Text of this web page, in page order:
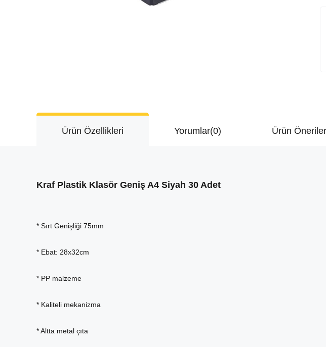
Ürün Özellikleri Yorumlar(0) Ürün
Kraf Plastik Klasör Geniş A4 Siyah 30 Adet
* Sırt Genişliği 75mm
* Ebat: 28x32cm
* PP malzeme
* Kaliteli mekanizma
* Altta metal çıta